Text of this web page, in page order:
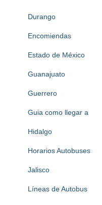
Durango
Encomiendas
Estado de México
Guanajuato
Guerrero
Guia como llegar a
Hidalgo
Horarios Autobuses
Jalisco
Líneas de Autobus